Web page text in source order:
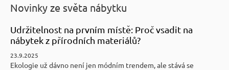
Novinky ze světa nábytku
Udržitelnost na prvním místě: Proč vsadit na
nábytek z přírodních materiálů?
23.9.2025
Ekologie už dávno není jen módním trendem, ale stává se